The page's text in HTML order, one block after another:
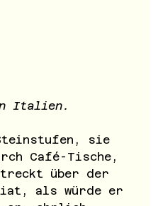
Italien.
Steinstufen, sie
Café-Tische,
über der
als würde er